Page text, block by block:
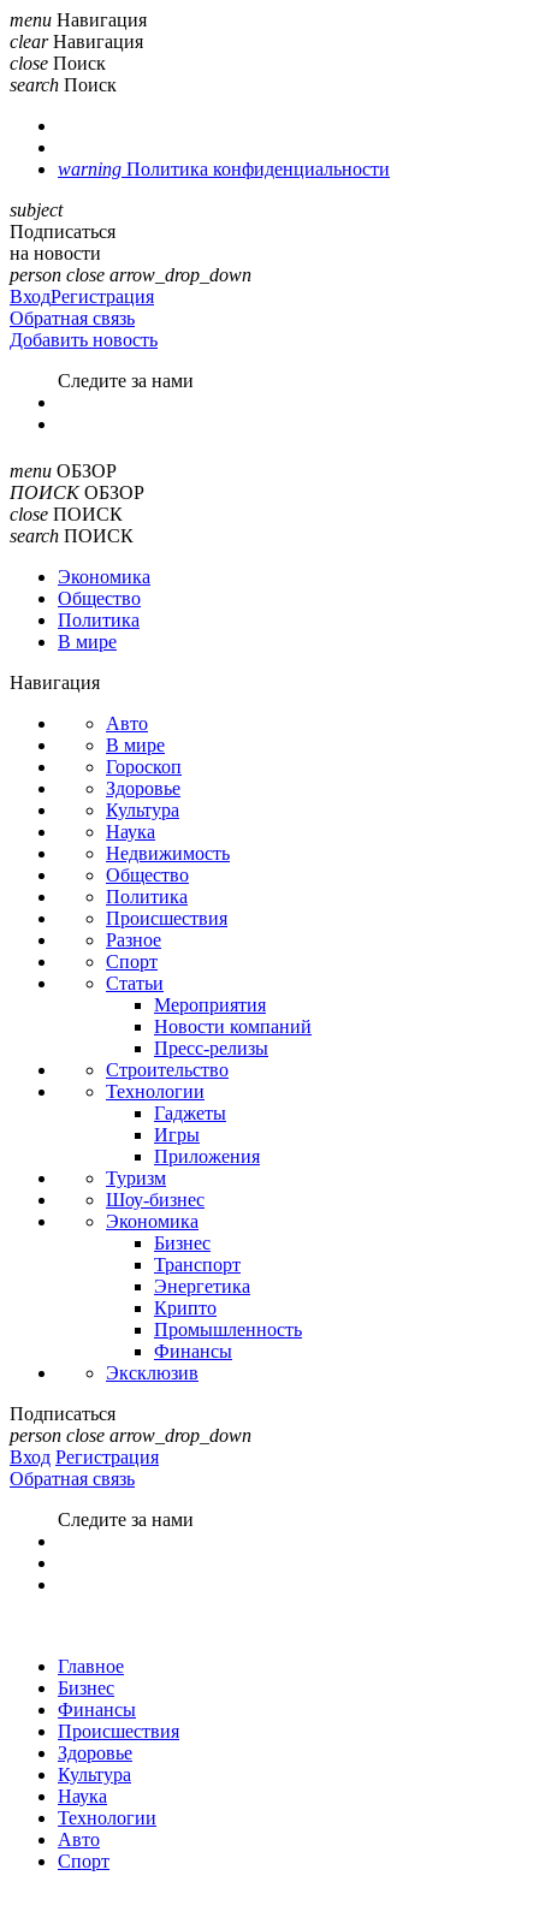
menu Навигация
clear Навигация
close Поиск
search Поиск
warning Политика конфиденциальности
subject
Подписаться
на новости
person close arrow_drop_down
ВходРегистрация
Обратная связь
Добавить новость
Cледите за нами
menu ОБЗОР
ПОИСК ОБЗОР
close ПОИСК
search ПОИСК
Экономика
Общество
Политика
В мире
Навигация
Авто
В мире
Гороскоп
Здоровье
Культура
Наука
Недвижимость
Общество
Политика
Происшествия
Разное
Спорт
Статьи
Мероприятия
Новости компаний
Пресс-релизы
Строительство
Технологии
Гаджеты
Игры
Приложения
Туризм
Шоу-бизнес
Экономика
Бизнес
Транспорт
Энергетика
Крипто
Промышленность
Финансы
Эксклюзив
Подписаться
person close arrow_drop_down
Вход Регистрация
Обратная связь
Следите за нами
Главное
Бизнес
Финансы
Происшествия
Здоровье
Культура
Наука
Технологии
Авто
Спорт